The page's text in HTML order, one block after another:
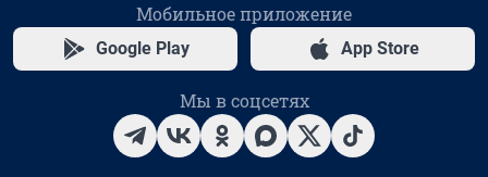
Мобильное приложение
Google Play App Store
Мы в соцсетях